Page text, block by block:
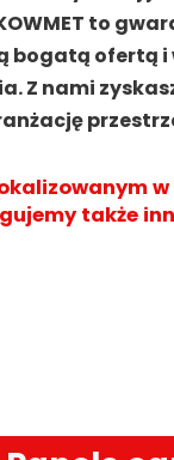
to
bogatą ofertą
Z nami
także